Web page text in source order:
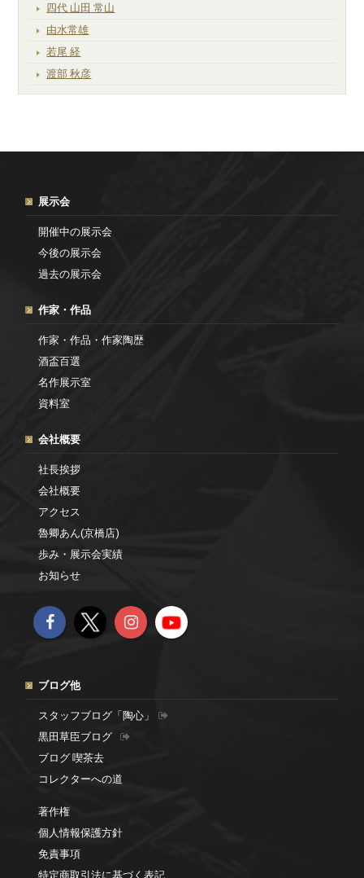
四代 山田 常山
由水常雄
若尾 経
渡部 秋彦
展示会
開催中の展示会
今後の展示会
過去の展示会
作家・作品
作家・作品・作家陶歴
酒盃百選
名作展示室
資料室
会社概要
社長挨拶
会社概要
アクセス
魯卿あん(京橋店)
歩み・展示会実績
お知らせ
ブログ他
スタッフブログ「陶心」
黒田草臣ブログ
ブログ 喫茶去
コレクターへの道
著作権
個人情報保護方針
免責事項
特定商取引法に基づく表記